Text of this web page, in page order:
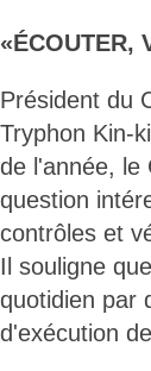
«ÉCOUTER,
Président du
Tryphon Kin-
de l'année, le
question
contrôles et
Il souligne
quotidien par
d'exécution